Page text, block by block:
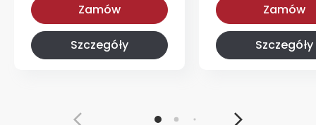
Zamów
Szczegóły
Zamów
Szczegóły